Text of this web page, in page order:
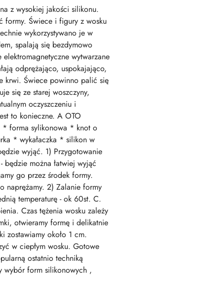
z wysokiej jakości silikonu.
formy. Świece i figury z wosku
wykorzystywano je w
spalają się bezdymowo
wytwarzane
odprężająco, uspokajająco,
krwi. Świece powinno palić się
się ze starej woszczyny,
oczyszczeniu i
to konieczne. A OTO
* forma sylikonowa * knot o
* wykałaczka * silikon w
wyjąć. 1) Przygotowanie
będzie można łatwiej wyjąć
go przez środek formy.
naprężamy. 2) Zalanie formy
temperaturę - ok 60st. C.
Czas tężenia wosku zależy
otwieramy formę i delikatnie
zostawiamy około 1 cm.
w ciepłym wosku. Gotowe
ostatnio techniką
wybór form silikonowych ,